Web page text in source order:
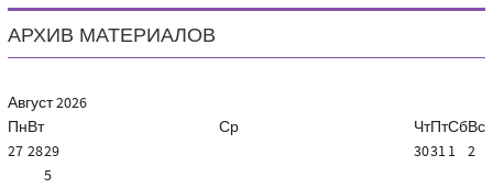
АРХИВ МАТЕРИАЛОВ
Август2026
ПнВт Ср ЧтПтСбВс
27 2829 30311 2
5